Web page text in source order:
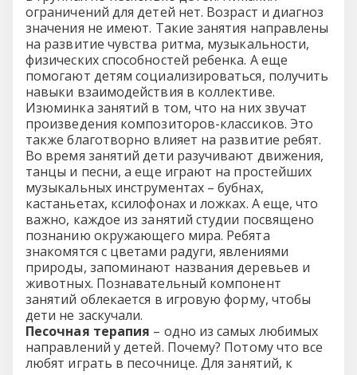
ограничений для детей нет. Возраст и диагноз
значения не имеют. Такие занятия направлены
на развитие чувства ритма, музыкальности,
физических способностей ребенка. А еще
помогают детям социализироваться, получить
навыки взаимодействия в коллективе.
Изюминка занятий в том, что на них звучат
произведения композиторов-классиков. Это
также благотворно влияет на развитие ребят.
Во время занятий дети разучивают движения,
танцы и песни, а еще играют на простейших
музыкальных инструментах – бубнах,
кастаньетах, ксилофонах и ложках. А еще, что
важно, каждое из занятий студии посвящено
познанию окружающего мира. Ребята
знакомятся с цветами радуги, явлениями
природы, запоминают названия деревьев и
животных. Познавательный компонент
занятий облекается в игровую форму, чтобы
дети не заскучали.
Песочная терапия – одно из самых любимых
направлений у детей. Почему? Потому что все
любят играть в песочнице. Для занятий, к